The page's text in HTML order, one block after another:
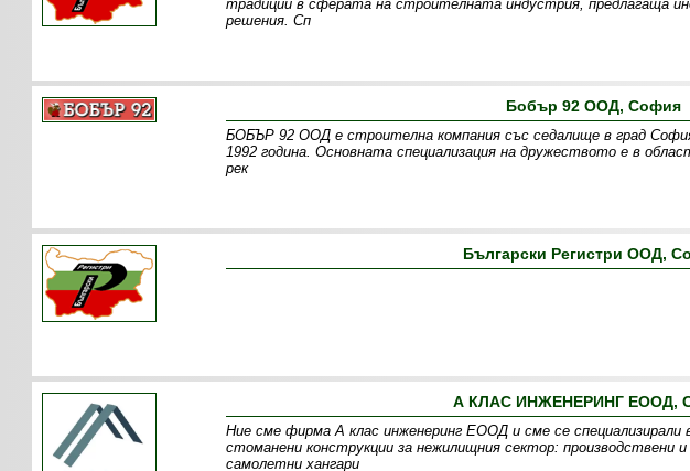
традиции в сферата на строителната индустрия, предлагаща
решения. Сп
Бобър 92 ООД, София
БОБЪР 92 ООД е строителна компания със седалище в град
1992 година. Основната специализация на дружеството е в
рек
Български Регистри ООД,
А КЛАС ИНЖЕНЕРИНГ ЕООД,
Ние сме фирма А клас инженеринг ЕООД и сме се специализирали
стоманени конструкции за нежилищния сектор: производствени
самолетни хангари